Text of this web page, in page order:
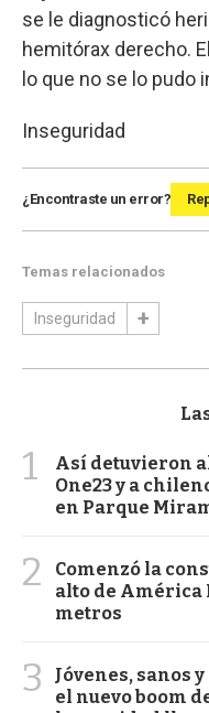
se le diagnosticó
hemitórax derecho.
lo que no se lo pudo
Inseguridad
¿Encontraste un error?
Temas relacionados
Inseguridad
1
Así detuvieron
One23 y a
en Parque
2
Comenzó la
alto de América
metros
3
Jóvenes, sanos
el nuevo boom